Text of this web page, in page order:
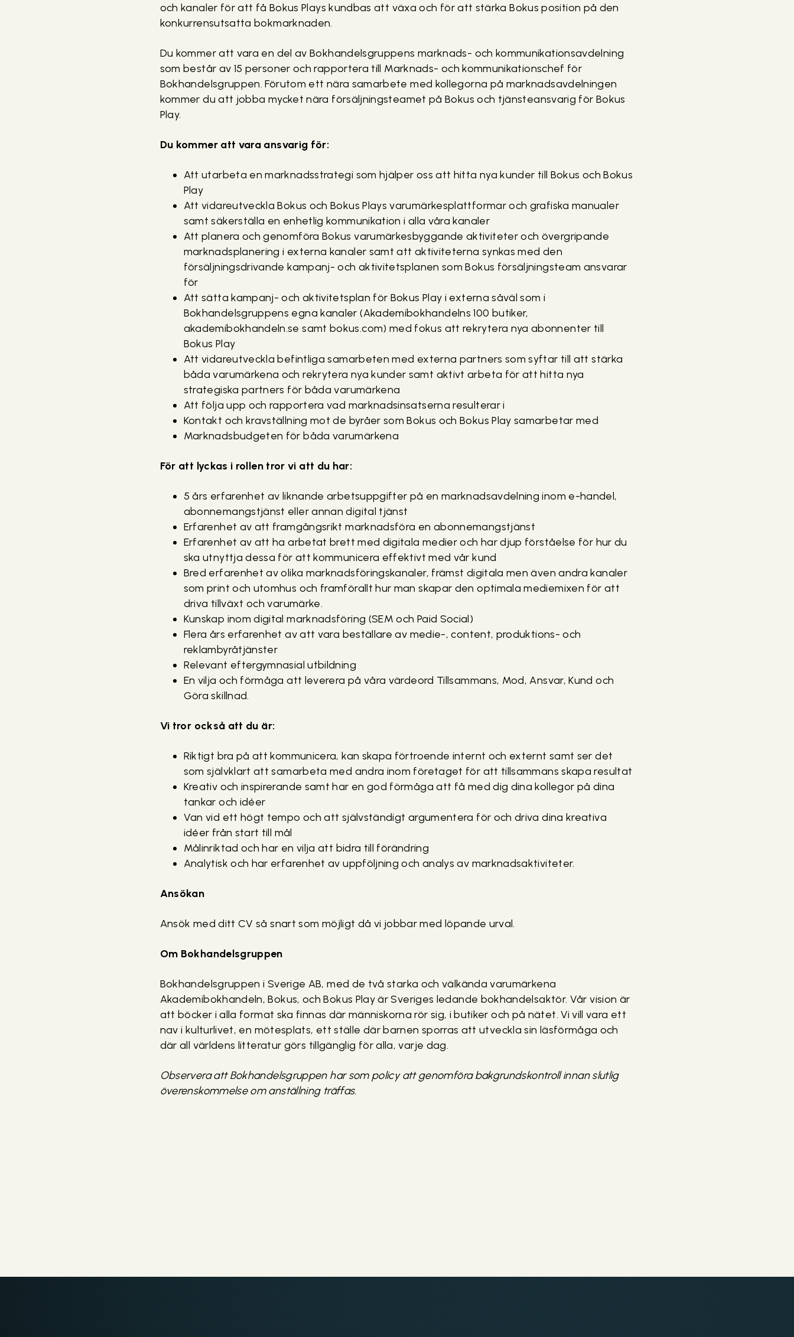
och kanaler för att få Bokus Plays kundbas att växa och för att stärka Bokus position på den
konkurrensutsatta bokmarknaden.
Du kommer att vara en del av Bokhandelsgruppens marknads- och kommunikationsavdelning
som består av 15 personer och rapportera till Marknads- och kommunikationschef för
Bokhandelsgruppen. Förutom ett nära samarbete med kollegorna på marknadsavdelningen
kommer du att jobba mycket nära försäljningsteamet på Bokus och tjänsteansvarig för Bokus
Play.
Du kommer att vara ansvarig för:
Att utarbeta en marknadsstrategi som hjälper oss att hitta nya kunder till Bokus och Bokus
Play
Att vidareutveckla Bokus och Bokus Plays varumärkesplattformar och grafiska manualer
samt säkerställa en enhetlig kommunikation i alla våra kanaler
Att planera och genomföra Bokus varumärkesbyggande aktiviteter och övergripande
marknadsplanering i externa kanaler samt att aktiviteterna synkas med den
försäljningsdrivande kampanj- och aktivitetsplanen som Bokus försäljningsteam ansvarar
för
Att sätta kampanj- och aktivitetsplan för Bokus Play i externa såväl som i
Bokhandelsgruppens egna kanaler (Akademibokhandelns 100 butiker,
akademibokhandeln.se samt bokus.com) med fokus att rekrytera nya abonnenter till
Bokus Play
Att vidareutveckla befintliga samarbeten med externa partners som syftar till att stärka
båda varumärkena och rekrytera nya kunder samt aktivt arbeta för att hitta nya
strategiska partners för båda varumärkena
Att följa upp och rapportera vad marknadsinsatserna resulterar i
Kontakt och kravställning mot de byråer som Bokus och Bokus Play samarbetar med
Marknadsbudgeten för båda varumärkena
För att lyckas i rollen tror vi att du har:
5 års erfarenhet av liknande arbetsuppgifter på en marknadsavdelning inom e-handel,
abonnemangstjänst eller annan digital tjänst
Erfarenhet av att framgångsrikt marknadsföra en abonnemangstjänst
Erfarenhet av att ha arbetat brett med digitala medier och har djup förståelse för hur du
ska utnyttja dessa för att kommunicera effektivt med vår kund
Bred erfarenhet av olika marknadsföringskanaler, främst digitala men även andra kanaler
som print och utomhus och framförallt hur man skapar den optimala mediemixen för att
driva tillväxt och varumärke.
Kunskap inom digital marknadsföring (SEM och Paid Social)
Flera års erfarenhet av att vara beställare av medie-, content, produktions- och
reklambyråtjänster
Relevant eftergymnasial utbildning
En vilja och förmåga att leverera på våra värdeord Tillsammans, Mod, Ansvar, Kund och
Göra skillnad.
Vi tror också att du är:
Riktigt bra på att kommunicera, kan skapa förtroende internt och externt samt ser det
som självklart att samarbeta med andra inom företaget för att tillsammans skapa resultat
Kreativ och inspirerande samt har en god förmåga att få med dig dina kollegor på dina
tankar och idéer
Van vid ett högt tempo och att självständigt argumentera för och driva dina kreativa
idéer från start till mål
Målinriktad och har en vilja att bidra till förändring
Analytisk och har erfarenhet av uppföljning och analys av marknadsaktiviteter.
Ansökan
Ansök med ditt CV så snart som möjligt då vi jobbar med löpande urval.
Om Bokhandelsgruppen
Bokhandelsgruppen i Sverige AB, med de två starka och välkända varumärkena
Akademibokhandeln, Bokus, och Bokus Play är Sveriges ledande bokhandelsaktör. Vår vision är
att böcker i alla format ska finnas där människorna rör sig, i butiker och på nätet. Vi vill vara ett
nav i kulturlivet, en mötesplats, ett ställe där barnen sporras att utveckla sin läsförmåga och
där all världens litteratur görs tillgänglig för alla, varje dag.
Observera att Bokhandelsgruppen har som policy att genomföra bakgrundskontroll innan slutlig
överenskommelse om anställning träffas.